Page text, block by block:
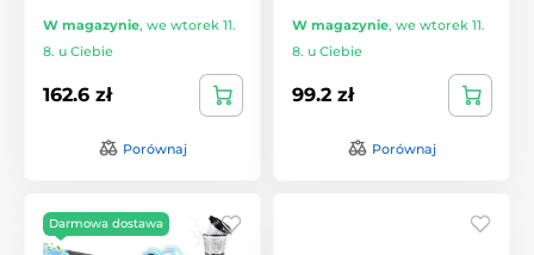
W magazynie, we wtorek 11.
8. u Ciebie
162.6 zł
Porównaj
W magazynie, we wtorek 11.
8. u Ciebie
99.2 zł
Porównaj
Darmowa dostawa